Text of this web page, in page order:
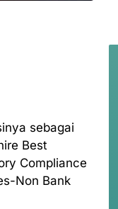
sebagai
Best
Compliance
Non Bank